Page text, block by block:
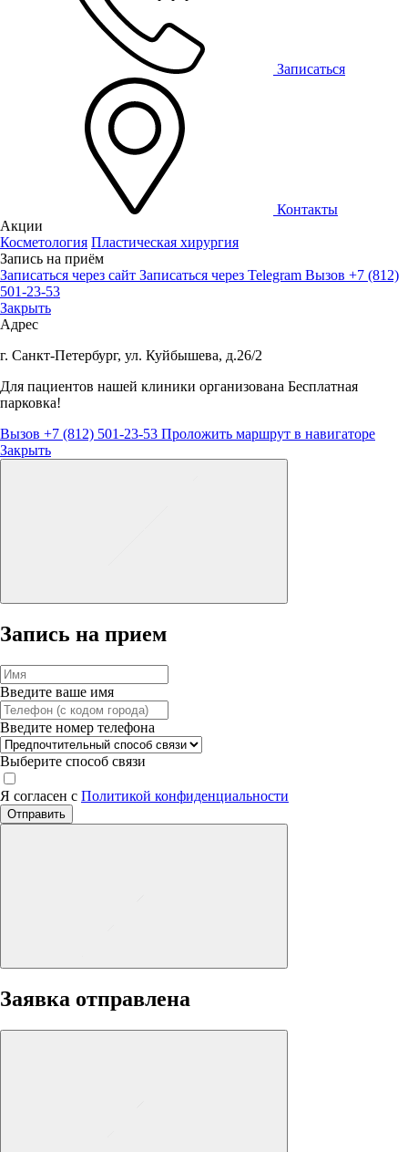
Записаться
Контакты
Акции
Косметология Пластическая хирургия
Запись на приём
Записаться через сайт Записаться через Telegram Вызов +7 (812)
501-23-53
Закрыть
Адрес
г. Санкт-Петербург, ул. Куйбышева, д.26/2
Для пациентов нашей клиники организована Бесплатная
парковка!
Вызов +7 (812) 501-23-53 Проложить маршрут в навигаторе
Закрыть
Запись на прием
Введите ваше имя
Введите номер телефона
Выберите способ связи
Я согласен с Политикой конфиденциальности
Отправить
Заявка отправлена